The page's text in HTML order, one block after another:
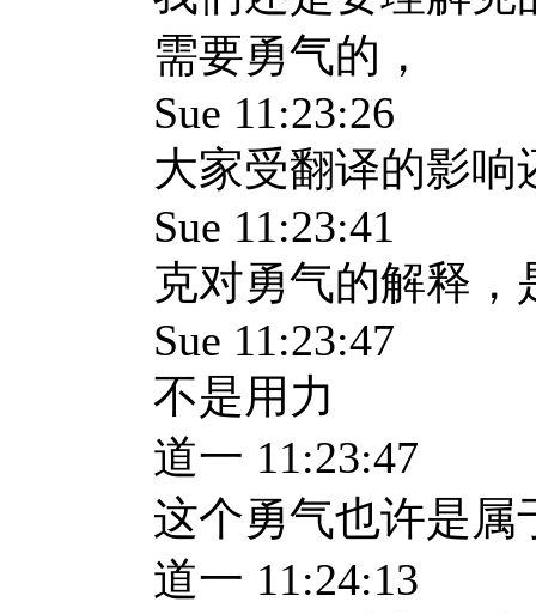
需要勇气的，
Sue 11:23:26
大家受翻译的影响
Sue 11:23:41
克对勇气的解释，
Sue 11:23:47
不是用力
道一 11:23:47
这个勇气也许是属
道一 11:24:13